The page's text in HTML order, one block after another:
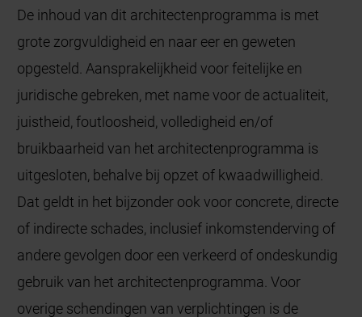
De inhoud van dit architectenprogramma is met
grote zorgvuldigheid en naar eer en geweten
opgesteld. Aansprakelijkheid voor feitelijke en
juridische gebreken, met name voor de actualiteit,
juistheid, foutloosheid, volledigheid en/of
bruikbaarheid van het architectenprogramma is
uitgesloten, behalve bij opzet of kwaadwilligheid.
Dat geldt in het bijzonder ook voor concrete, directe
of indirecte schades, inclusief inkomstenderving of
andere gevolgen door een verkeerd of ondeskundig
gebruik van het architectenprogramma. Voor
overige schendingen van verplichtingen is de